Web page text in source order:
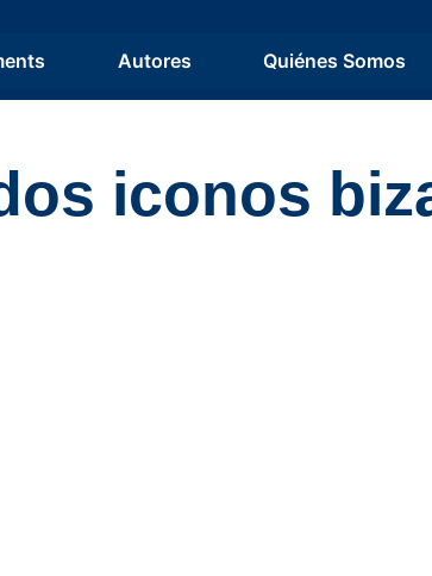
Autores Quiénes Somos
iconos